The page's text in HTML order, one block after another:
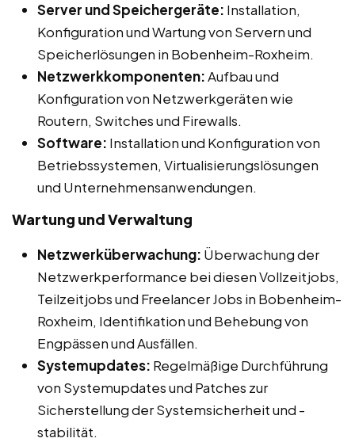
Server und Speichergeräte: Installation,
Konfiguration und Wartung von Servern und
Speicherlösungen in Bobenheim-Roxheim.
Netzwerkkomponenten:Aufbau und
Konfiguration von Netzwerkgeräten wie
Routern, Switches und Firewalls.
Software: Installation und Konfiguration von
Betriebssystemen, Virtualisierungslösungen
und Unternehmensanwendungen.
Wartung und Verwaltung
Netzwerküberwachung: Überwachung der
Netzwerkperformance bei diesen Vollzeitjobs,
Teilzeitjobs und Freelancer Jobs in Bobenheim-
Roxheim, Identifikation und Behebung von
Engpässen und Ausfällen.
Systemupdates: Regelmäßige Durchführung
von Systemupdates und Patches zur
Sicherstellung der Systemsicherheit und -
stabilität.